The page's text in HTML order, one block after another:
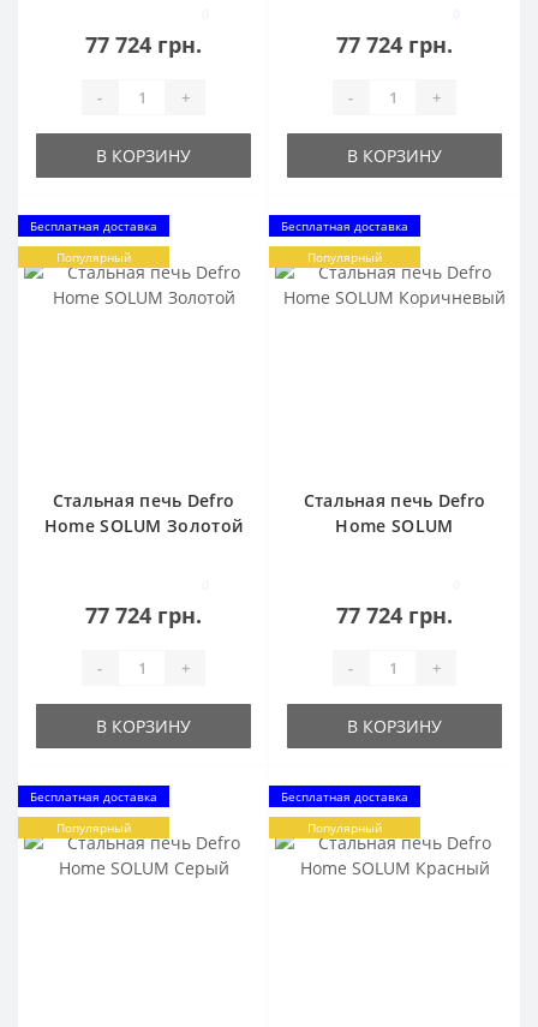
77 724 грн.
- +
В КОРЗИНУ
77 724 грн.
- +
В КОРЗИНУ
Бесплатная доставка
Популярный
Стальная печь Defro
Home SOLUM Золотой
77 724 грн.
- +
В КОРЗИНУ
Бесплатная доставка
Популярный
Стальная печь Defro
Home SOLUM
77 724 грн.
- +
В КОРЗИНУ
Бесплатная доставка
Популярный
Бесплатная доставка
Популярный